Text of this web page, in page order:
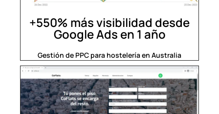
+550% más visibilidad desde
Google Ads en 1 año​
Gestión de PPC para hostelería en Australia